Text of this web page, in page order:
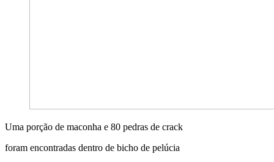
Uma porção de maconha e 80 pedras de crack
foram encontradas dentro de bicho de pelúcia